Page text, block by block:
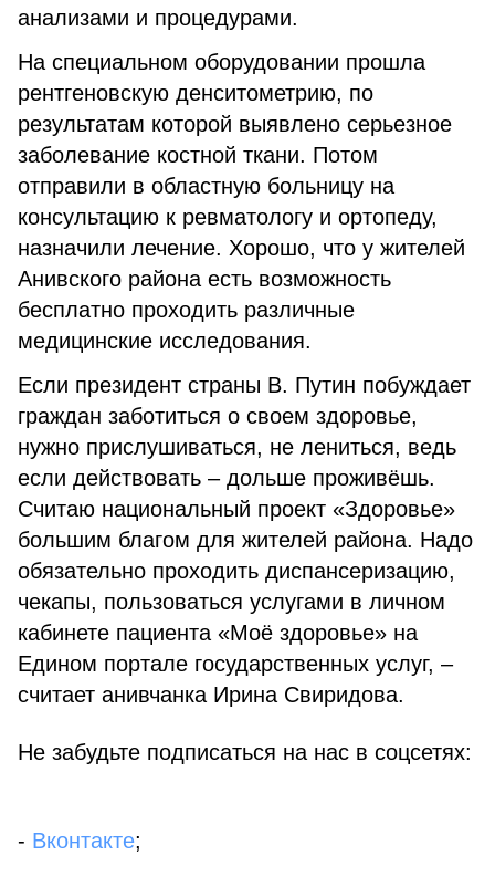
анализами и процедурами.
На специальном оборудовании прошла
рентгеновскую денситометрию, по
результатам которой выявлено серьезное
заболевание костной ткани. Потом
отправили в областную больницу на
консультацию к ревматологу и ортопеду,
назначили лечение. Хорошо, что у жителей
Анивского района есть возможность
бесплатно проходить различные
медицинские исследования.
Если президент страны В. Путин побуждает
граждан заботиться о своем здоровье,
нужно прислушиваться, не лениться, ведь
если действовать – дольше проживёшь.
Считаю национальный проект «Здоровье»
большим благом для жителей района. Надо
обязательно проходить диспансеризацию,
чекапы, пользоваться услугами в личном
кабинете пациента «Моё здоровье» на
Едином портале государственных услуг, –
считает анивчанка Ирина Свиридова.
Не забудьте подписаться на нас в соцсетях:
- Вконтакте;